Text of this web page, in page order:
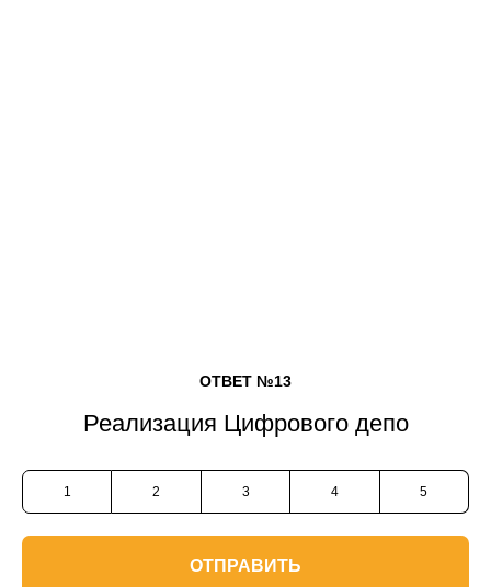
ОТВЕТ №13
Реализация Цифрового депо
1 2 3 4 5
ОТПРАВИТЬ